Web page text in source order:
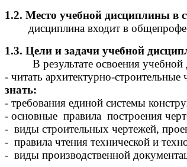
1.2. Место учебной дисциплины в
дисциплина входит в
1.3. Цели и задачи учебной
В результате освоения
- читать архитектурно-
знать:
- требования единой системы
- основные правила построения
- виды строительных чертежей,
- правила чтения технической и
- виды производственной